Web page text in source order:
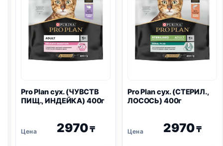
Pro Planсух. (ЧУВСТВ
ПИЩ., ИНДЕЙКА) 400г
2970₸
Pro Planсух. (СТЕРИЛ.,
ЛОСОСЬ) 400г
2970₸